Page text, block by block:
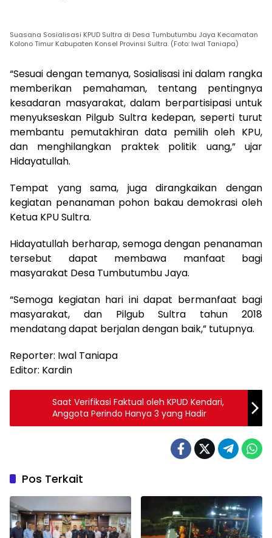
Suasana Sosialisasi KPUD Sultra di Desa Tumbutumbu Jaya Kecamatan
Kolono Timur Kabupaten Konsel Provinsi Sultra. (Foto: Iwal Taniapa)
“Sesuai dengan temanya, Sosialisasi ini dalam rangka
memberikan pemahaman, tentang pentingnya
kesadaran masyarakat, dalam berpartisipasi untuk
menyukseskan Pilgub Sultra kedepan, seperti turut
membantu pemutakhiran data pemilih oleh KPU,
dan menghilangkan praktek politik uang,” ujar
Hidayatullah.
Tempat yang sama, juga dirangkaikan dengan
kegiatan penanaman pohon bakau demokrasi oleh
Ketua KPU Sultra.
Hidayatullah berharap, semoga dengan penanaman
tersebut dapat membawa manfaat bagi
masyarakat Desa Tumbutumbu Jaya.
“Semoga kegiatan hari ini dapat bermanfaat bagi
masyarakat, dan Pilgub Sultra tahun 2018
mendatang dapat berjalan dengan baik,” tutupnya.
Reporter: Iwal Taniapa
Editor: Kardin
Saat Verifikasi Faktual oleh KPUD Kendari,
Anggota Perindo Hanya 3 yang Hadir
Pos Terkait